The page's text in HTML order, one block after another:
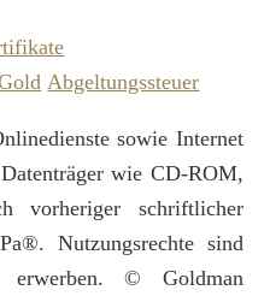
Abgeltungssteuer
sowie Internet
wie CD-ROM,
vorheriger schriftlicher
Nutzungsrechte sind
© Goldman